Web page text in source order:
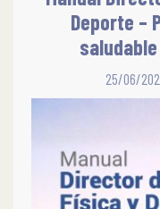
Deporte –
25/06/